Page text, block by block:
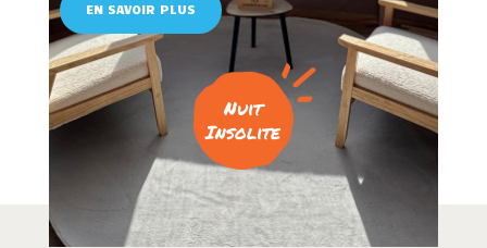
EN SAVOIR PLUS
Nuit
Insolite